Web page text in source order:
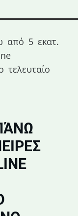
από 5 εκατ.
τελευταίο